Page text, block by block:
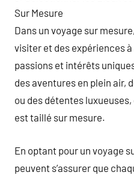
Sur Mesure
Dans un voyage sur
visiter et des expériences
passions et intérêts
des aventures en plein air,
ou des détentes
est taillé sur mesure.
En optant pour un voyage
peuvent s’assurer que